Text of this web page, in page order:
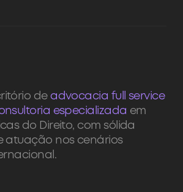
de advocacia full service
especializada em
do Direito, com sólida
atuação nos cenários